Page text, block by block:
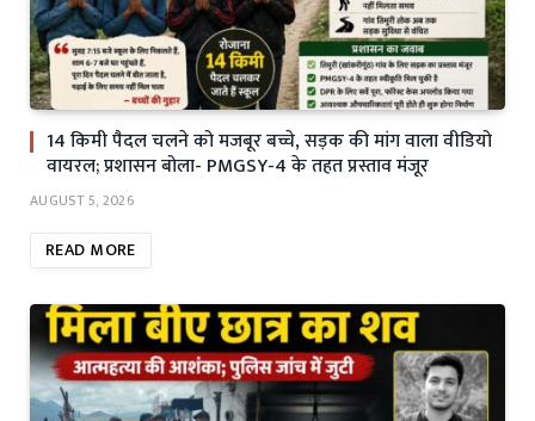
14 किमी पैदल चलने को मजबूर बच्चे, सड़क की मांग वाला वीडियो
वायरल; प्रशासन बोला- PMGSY-4 के तहत प्रस्ताव मंजूर
AUGUST 5, 2026
READ MORE